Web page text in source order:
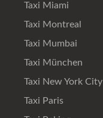
Taxi Miami
Taxi Montreal
Taxi Mumbai
Taxi München
Taxi New York City
Taxi Paris